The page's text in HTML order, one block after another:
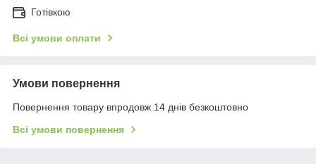
Готівкою
Всі умови оплати
Умови повернення
Повернення товару впродовж 14 днів безкоштовно
Всі умови повернення